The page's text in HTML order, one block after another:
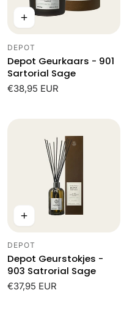
Leverancier:
DEPOT
Depot Geurkaars - 901
Sartorial Sage
Normale
€38,95 EUR
Leverancier:
DEPOT
Depot Geurstokjes -
903 Satrorial Sage
Normale
€37,95 EUR